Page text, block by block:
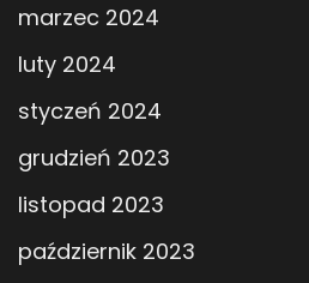
marzec 2024
luty 2024
styczeń 2024
grudzień 2023
listopad 2023
październik 2023